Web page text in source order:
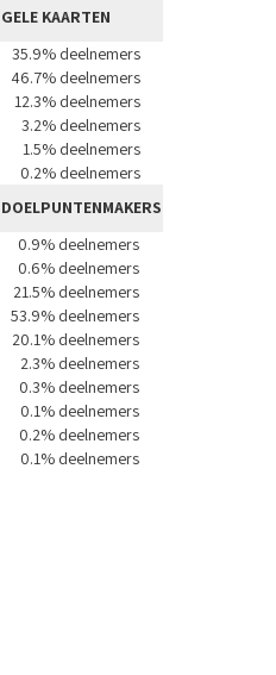
GELE KAARTEN
35.9% deelnemers
46.7% deelnemers
12.3% deelnemers
3.2% deelnemers
1.5% deelnemers
0.2% deelnemers
DOELPUNTENMAKERS
0.9% deelnemers
0.6% deelnemers
21.5% deelnemers
53.9% deelnemers
20.1% deelnemers
2.3% deelnemers
0.3% deelnemers
0.1% deelnemers
0.2% deelnemers
0.1% deelnemers